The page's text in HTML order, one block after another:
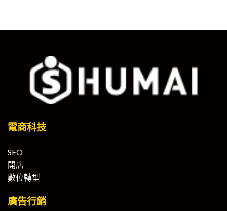
電商科技
SEO
開店
數位轉型
廣告行銷